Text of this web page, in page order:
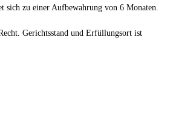
sich zu einer Aufbewahrung von 6 Monaten.
Gerichtsstand und Erfüllungsort ist